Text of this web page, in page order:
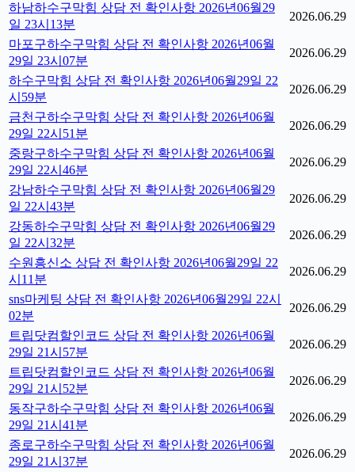
하남하수구막힘 상담 전 확인사항 2026년06월29
일 23시13분
2026.06.29
마포구하수구막힘 상담 전 확인사항 2026년06월
29일 23시07분
2026.06.29
하수구막힘 상담 전 확인사항 2026년06월29일 22
시59분
2026.06.29
금천구하수구막힘 상담 전 확인사항 2026년06월
29일 22시51분
2026.06.29
중랑구하수구막힘 상담 전 확인사항 2026년06월
29일 22시46분
2026.06.29
강남하수구막힘 상담 전 확인사항 2026년06월29
일 22시43분
2026.06.29
강동하수구막힘 상담 전 확인사항 2026년06월29
일 22시32분
2026.06.29
수원흥신소 상담 전 확인사항 2026년06월29일 22
시11분
2026.06.29
sns마케팅 상담 전 확인사항 2026년06월29일 22시
02분
2026.06.29
트립닷컴할인코드 상담 전 확인사항 2026년06월
29일 21시57분
2026.06.29
트립닷컴할인코드 상담 전 확인사항 2026년06월
29일 21시52분
2026.06.29
동작구하수구막힘 상담 전 확인사항 2026년06월
29일 21시41분
2026.06.29
종로구하수구막힘 상담 전 확인사항 2026년06월
29일 21시37분
2026.06.29